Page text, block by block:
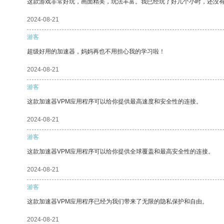
这款游戏非常好玩，画面精美，玩法丰富。我已经玩了好几个小时，还没
2024-08-21
游客
超级好用的加速器，妈妈再也不用担心我的学习啦！
2024-08-21
游客
这款加速器VPM应用程序可以给你提供最高速度和安全性的连接。
2024-08-21
游客
这款加速器VPM应用程序可以给你提供全球覆盖和最高安全性的连接。
2024-08-21
游客
这款加速器VPM应用程序已经为我们带来了无限的隐私保护和自由。
2024-08-21